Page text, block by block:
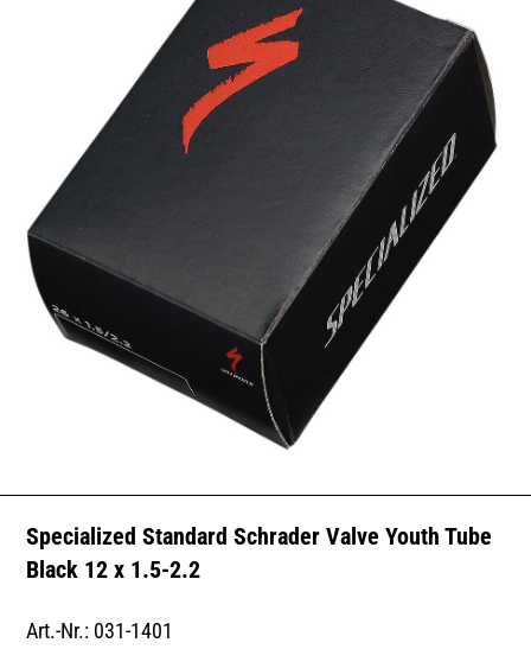
Specialized Standard Schrader Valve Youth Tube
Black 12 x 1.5-2.2
Art.-Nr.: 031-1401